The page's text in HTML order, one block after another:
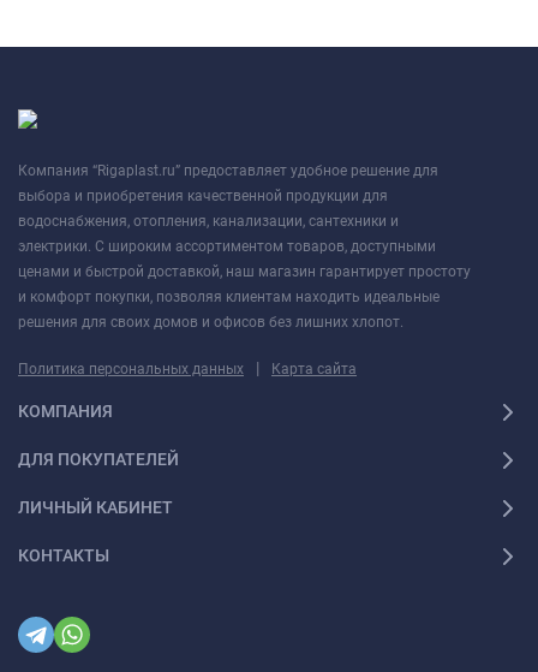
— корпуса из высокопрочного пластика и
решётки из нержавеющей стали устойчивы к коррозии и
механическим повреждениям.
Тихая работа
при сливе воды.
— съёмные элементы и грязеуловители
современные покрытия гармонично вписываются в любой
Что вы получаете с трапом Viega?
интенсивном потоке.
Компания “Rigaplast.ru” предоставляет удобное решение для
выбора и приобретения качественной продукции для
водоснабжения, отопления, канализации, сантехники и
электрики. С широким ассортиментом товаров, доступными
ценами и быстрой доставкой, наш магазин гарантирует простоту
и комфорт покупки, позволяя клиентам находить идеальные
решения для своих домов и офисов без лишних хлопот.
Политика персональных данных | Карта сайта
КОМПАНИЯ
ДЛЯ ПОКУПАТЕЛЕЙ
ЛИЧНЫЙ КАБИНЕТ
КОНТАКТЫ